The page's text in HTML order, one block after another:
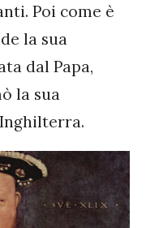
Poi come è
la sua
dal Papa,
la sua